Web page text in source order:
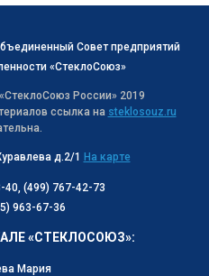
Совет предприятий
«СтеклоСоюз»
Роcсии» 2019
ссылка на steklosouz.ru
д.2/1 На карте
40, (499) 767-42-73
963-67-36
«СТЕКЛОСОЮЗ»:
Мария